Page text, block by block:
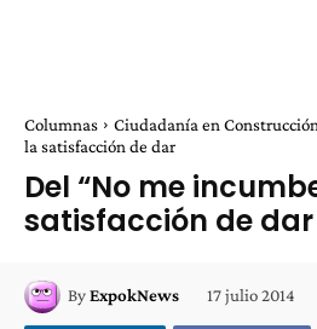
Columnas Ciudadanía en Construcción
la satisfacción de dar
Del “No me
satisfacción de dar
ByExpokNews 17 julio 2014